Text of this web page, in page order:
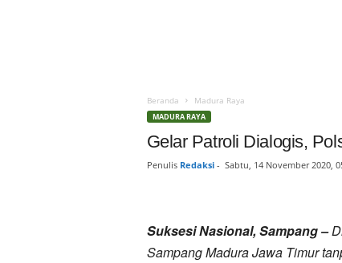
Beranda Madura Raya
MADURA RAYA
Gelar Patroli Dialogis,
Penulis Redaksi- Sabtu, 14 November 2020,
Suksesi Nasional, Sampang –
Sampang Madura Jawa Timur